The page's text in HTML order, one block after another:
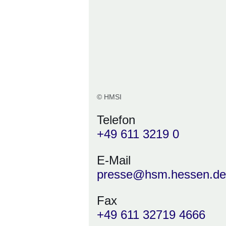
© HMSI
Telefon
+49 611 3219 0
E-Mail
presse@hsm.hessen.de
Fax
+49 611 32719 4666